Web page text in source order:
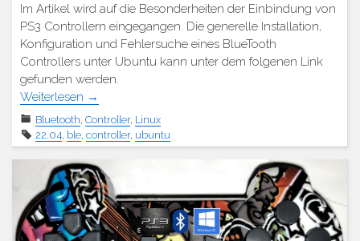
Im Artikel wird auf die Besonderheiten der Einbindung von
PS3 Controllern eingegangen. Die generelle Installation,
Konfiguration und Fehlersuche eines BlueTooth
Controllers unter Ubuntu kann unter dem folgenen Link
gefunden werden.
Weiterlesen →
Bluetooth, Controller, Linux
22.04, ble, controller, ubuntu